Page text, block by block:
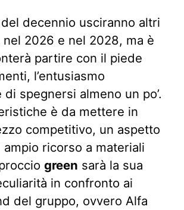
decennio usciranno altri
2026 e nel 2028, ma è
partire con il piede
l’entusiasmo
spegnersi almeno un po’.
è da mettere in
competitivo, un aspetto
ampio ricorso a materiali
green sarà la sua
in confronto ai
del gruppo, ovvero Alfa